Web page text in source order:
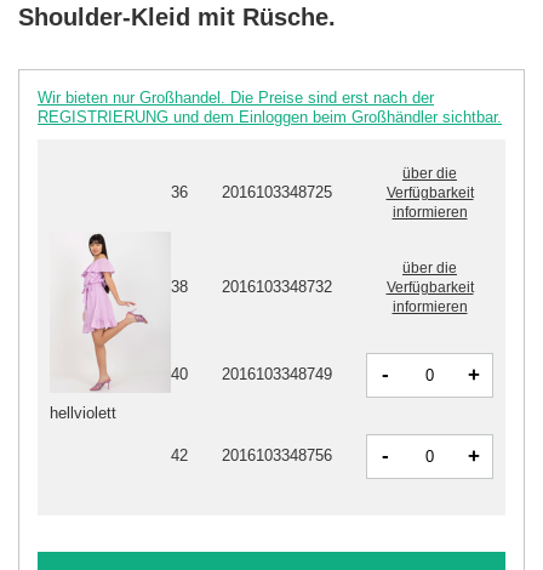
Shoulder-Kleid mit Rüsche.
Wir bieten nur Großhandel. Die Preise sind erst nach der
REGISTRIERUNG und dem Einloggen beim Großhändler sichtbar.
hellviolett
36 2016103348725
über die
Verfügbarkeit
informieren
38 2016103348732
über die
Verfügbarkeit
informieren
40 2016103348749 - +
42 2016103348756 - +